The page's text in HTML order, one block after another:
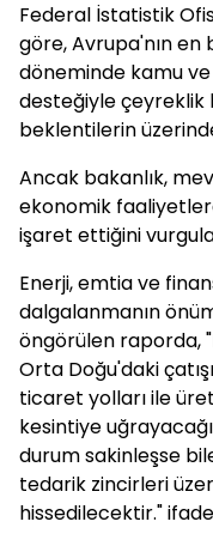
Federal İstatistik
göre, Avrupa'nın
döneminde kamu
desteğiyle çeyreklik
beklentilerin
Ancak bakanlık,
ekonomik
işaret ettiğini
Enerji, emtia ve
dalgalanmanın
öngörülen raporda,
Orta Doğu'daki
ticaret yolları ile
kesintiye
durum sakinleşse
tedarik zincirleri
hissedilecektir."